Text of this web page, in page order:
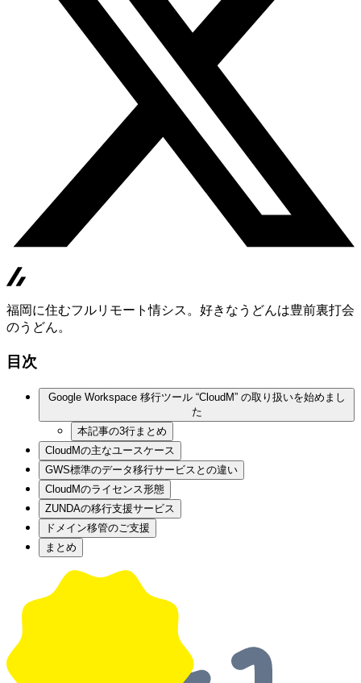
福岡に住むフルリモート情シス。好きなうどんは豊前裏打会
のうどん。
目次
Google Workspace 移行ツール “CloudM” の取り扱いを始めまし
た
本記事の3行まとめ
CloudMの主なユースケース
GWS標準のデータ移行サービスとの違い
CloudMのライセンス形態
ZUNDAの移行支援サービス
ドメイン移管のご支援
まとめ